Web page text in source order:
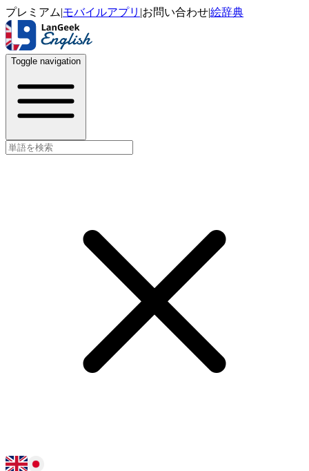
プレミアム|モバイルアプリ |お問い合わせ|絵辞典
Toggle navigation